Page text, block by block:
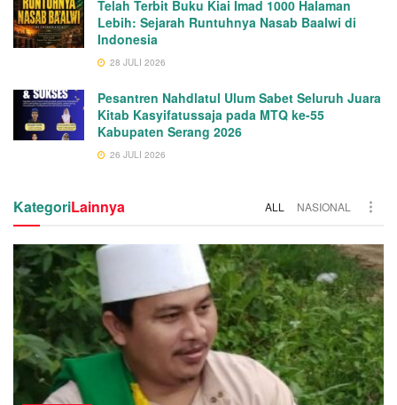
Telah Terbit Buku Kiai Imad 1000 Halaman
Lebih: Sejarah Runtuhnya Nasab Baalwi di
Indonesia
28 JULI 2026
Pesantren Nahdlatul Ulum Sabet Seluruh Juara
Kitab Kasyifatussaja pada MTQ ke-55
Kabupaten Serang 2026
26 JULI 2026
KategoriLainnya ALL NASIONAL